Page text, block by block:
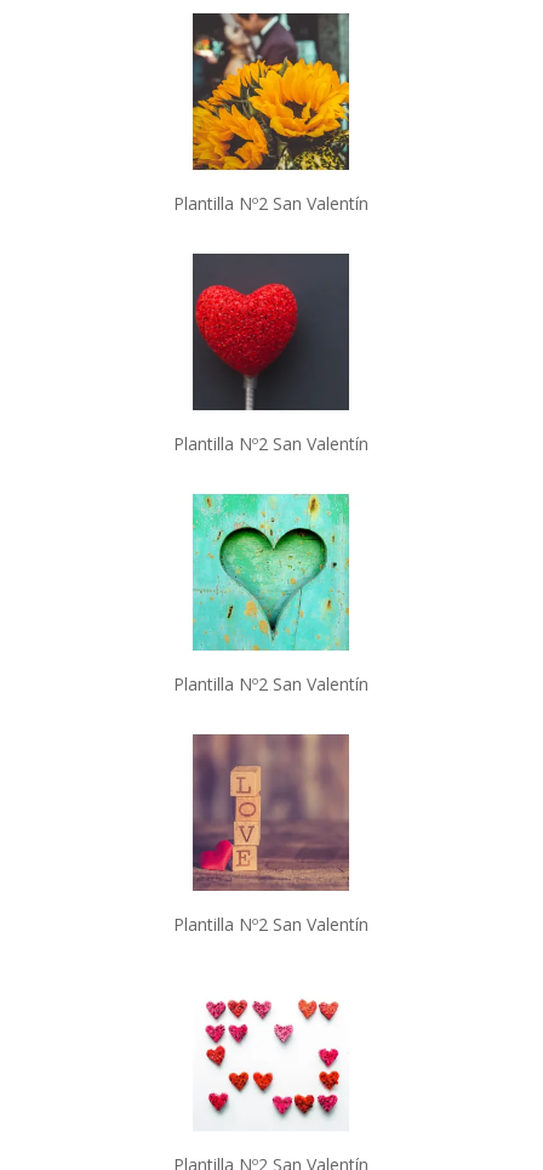
Plantilla Nº2 San Valentín
Plantilla Nº2 San Valentín
Plantilla Nº2 San Valentín
Plantilla Nº2 San Valentín
Plantilla Nº2 San Valentín